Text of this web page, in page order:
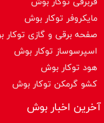
مایکروفر توکار بوش
صفحه برقی و گازی
اسپرسوساز توكار بوش
هود توکار بوش
کشو گرمکن توکار بوش
آخرین اخبار بوش